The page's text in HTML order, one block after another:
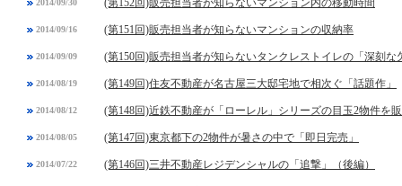
2014/09/16 (第151回)販売担当者が知らないマンションの収納率
2014/09/09 (第150回)販売担当者が知らないタンクレストイレの「深刻な
2014/08/19 (第149回)住友不動産が名古屋三大邸宅地で相次ぐ「話題作」
2014/08/12 (第148回)近鉄不動産が「ローレル」シリーズの目玉2物件を
2014/08/05 (第147回)東京都下の2物件が暑さの中で「即日完売」
2014/07/22 (第146回)三井不動産レジデンシャルの「追撃」（後編）